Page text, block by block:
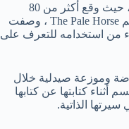
تشتهر روايات كريستي بأوصافها للسموم ، حيث وقع أكثر من 80
شخصًا ضحية التسمم في قصصها. في فيلم The Pale Horse ، وصفت
من استخدامه للتعرف على
وموزعة صيدلية خلال
أثناء كتابتها عن كتابها